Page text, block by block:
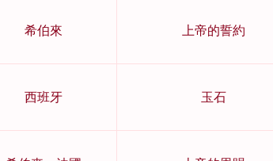
希伯來 上帝的誓約
西班牙 玉石